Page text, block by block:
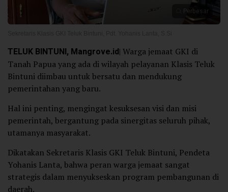
Perbesar
TELUK BINTUNI, Mangrove.id| Warga jemaat GKI di
Tanah Papua yang ada di wilayah pelayanan Klasis Teluk
Bintuni diimbau untuk bersatu dan mendukung
pemerintahan yang baru.
Hal ini penting, mengingat kesuksesan visi dan misi
pemerintah, bergantung pada sinergitas seluruh pihak,
utamanya masyarakat.
Dikatakan Sekretaris Klasis GKI Teluk Bintuni, Pendeta
Yohanis Lanta, bahwa peran warga jemaat sangat
strategis dalam menyukseskan program pembangunan di
daerah.